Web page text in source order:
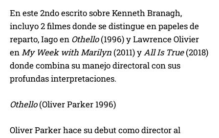
En este 2ndo escrito sobre Kenneth Branagh,
incluyo 2 filmes donde se distingue en papeles de
reparto, Iago en Othello(1996) y Lawrence Olivier
enMy Week with Marilyn (2011) yAll Is True(2018)
donde combina su manejo directoral con sus
profundas interpretaciones.
Othello(Oliver Parker 1996)
Oliver Parker hace su debut como director al